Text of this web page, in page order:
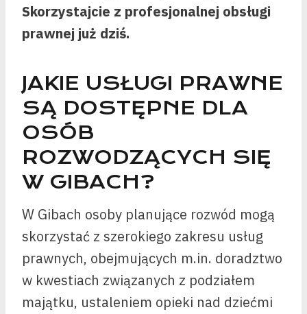
Skorzystajcie z profesjonalnej obsługi
prawnej już dziś.
JAKIE USŁUGI PRAWNE
SĄ DOSTĘPNE DLA
OSÓB
ROZWODZĄCYCH SIĘ
W GIBACH?
W Gibach osoby planujące rozwód mogą
skorzystać z szerokiego zakresu usług
prawnych, obejmujących m.in. doradztwo
w kwestiach związanych z podziałem
majątku, ustaleniem opieki nad dziećmi